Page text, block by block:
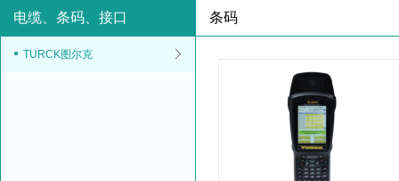
电缆、条码、接口
TURCK图尔克
条码